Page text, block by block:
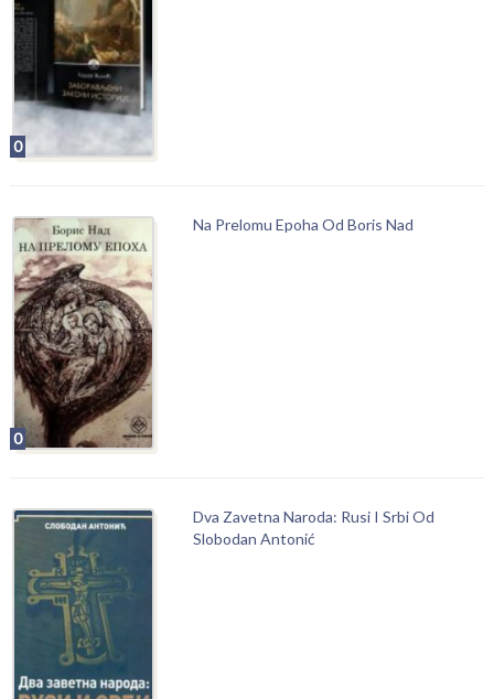
0
0
Na Prelomu Epoha Od Boris Nad
Dva Zavetna Naroda: Rusi I Srbi Od
Slobodan Antonić